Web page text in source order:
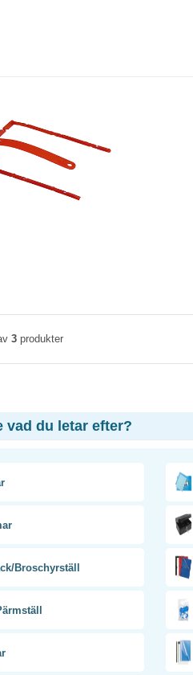
3 produkter
vad du letar efter?
Broschyrställ